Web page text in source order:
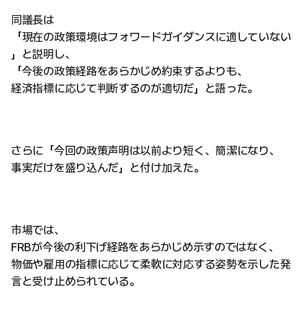
同議長は
「現在の政策環境はフォワードガイダンスに適していない
」と説明し、
「今後の政策経路をあらかじめ約束するよりも、
経済指標に応じて判断するのが適切だ」と語った。
さらに「今回の政策声明は以前より短く、簡潔になり、
事実だけを盛り込んだ」と付け加えた。
市場では、
FRBが今後の利下げ経路をあらかじめ示すのではなく、
物価や雇用の指標に応じて柔軟に対応する姿勢を示した発
言と受け止められている。